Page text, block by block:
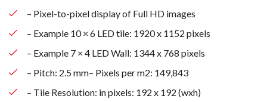
– Pixel-to-pixel display of Full HD images
– Example 10 × 6 LED tile: 1920 x 1152 pixels
– Example 7 × 4 LED Wall: 1344 x 768 pixels
– Pitch: 2.5 mm– Pixels per m2: 149,843
– Tile Resolution: in pixels: 192 x 192 (wxh)